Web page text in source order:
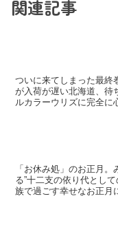
関連記事
ついに来てしまった最終
が入荷が遅い北海道、待
ルカラーウリズに完全に
「お休み処」のお正月
る”十二支の依り代とし
族で過ごす幸せなお正